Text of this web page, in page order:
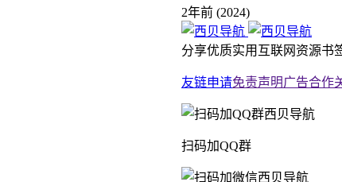
2年前 (2024)
分享优质实用互联网资源书
友链申请免责声明广告合作
扫码加QQ群